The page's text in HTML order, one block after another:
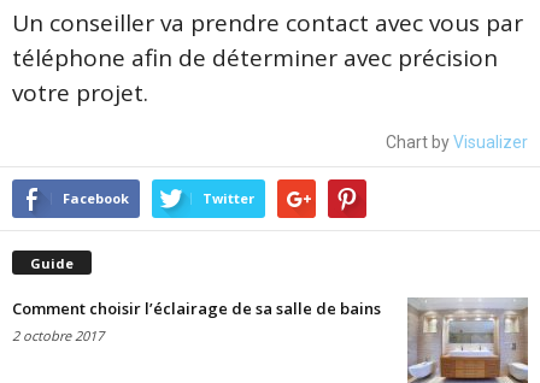
Un conseiller va prendre contact avec vous par
téléphone afin de déterminer avec précision
votre projet.
Chart byVisualizer
Facebook Twitter
Guide
Comment choisir l’éclairage de sa salle de bains
2 octobre 2017